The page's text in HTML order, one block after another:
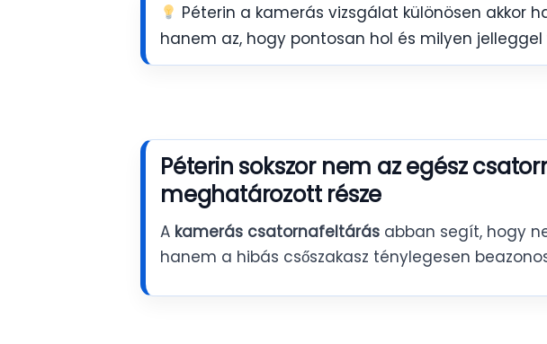
Péterin a kamerás vizsgálat különösen akkor
hanem az, hogy pontosan hol és milyen jelleggel
Péterin sokszor nem az egész
meghatározott része
A kamerás csatornafeltárás abban segít, hogy
hanem a hibás csőszakasz ténylegesen